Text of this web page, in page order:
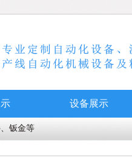
设备展示
钣金等